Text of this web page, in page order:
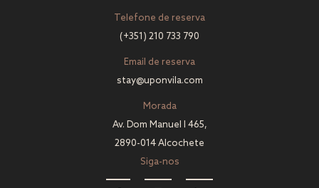
Telefone de reserva
(+351) 210 733 790
Email de reserva
stay@uponvila.com
Morada
Av. Dom Manuel I 465,
2890-014 Alcochete
Siga-nos